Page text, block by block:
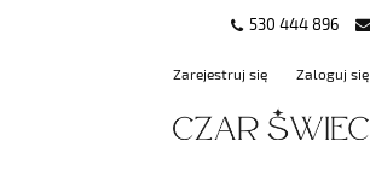
530 444 896
Zarejestruj się Zaloguj się